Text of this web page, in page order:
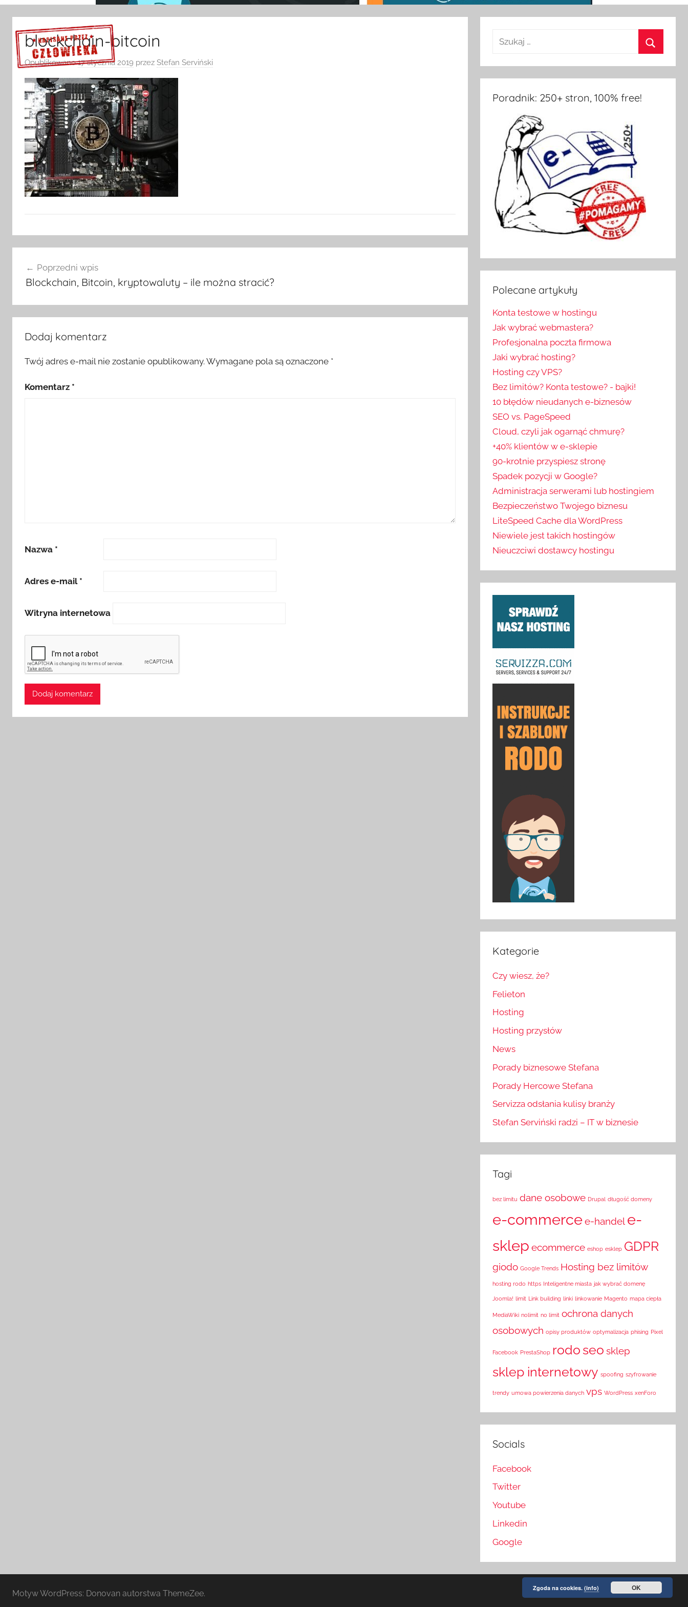
Sprawdź szczegóły >>>
blockchain-bitcoin
Opublikowano17 stycznia 2019 przez Stefan Serviński
wpisuPoprzedni wpis
Blockchain, Bitcoin, kryptowaluty – ile można stracić?
Dodaj komentarz
Twój adres e-mail nie zostanie opublikowany. Wymagane pola są oznaczone *
Komentarz *
Nazwa *
Adres e-mail *
Witryna internetowa
Poradnik: 250+ stron, 100% free!
Polecane artykuły
Konta testowe w hostingu
Jak wybrać webmastera?
Profesjonalna poczta firmowa
Jaki wybrać hosting?
Hosting czy VPS?
Bez limitów? Konta testowe? - bajki!
10 błędów nieudanych e-biznesów
SEO vs. PageSpeed
Cloud, czyli jak ogarnąć chmurę?
+40% klientów w e-sklepie
90-krotnie przyspiesz stronę
Spadek pozycji w Google?
Administracja serwerami lub hostingiem
Bezpieczeństwo Twojego biznesu
LiteSpeed Cache dla WordPress
Niewiele jest takich hostingów
Nieuczciwi dostawcy hostingu
Kategorie
Czy wiesz, że?
Felieton
Hosting
Hosting przysłów
News
Porady biznesowe Stefana
Porady Hercowe Stefana
Servizza odsłania kulisy branży
Stefan Serviński radzi – IT w biznesie
Tagi
bez limitu dane osobowe Drupal długość domeny
e-commercee-handel e-
sklep ecommerce eshop esklep GDPR
giodo Google Trends Hosting bez limitów
hosting rodo https Inteligentne miasta jak wybrać domenę
Joomla! limit Link building linki linkowanie Magento mapa ciepła
MediaWiki nolimit no limit ochrona danych
osobowych opisy produktów optymalizacja phising Pixel
Facebook PrestaShop rodo seo sklep
sklep internetowy spoofing szyfrowanie
trendy umowa powierzenia danych vps WordPress xenForo
Socials
Facebook
Twitter
Youtube
Linkedin
Google
Motyw WordPress: Donovan autorstwa ThemeZee.
Zgoda na cookies. (info) OK